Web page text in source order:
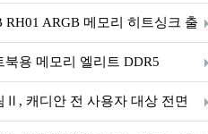
RH01 ARGB 메모리 히트싱크 출
용 메모리 엘리트 DDR5
Ⅱ, 캐디안 전 사용자 대상 전면